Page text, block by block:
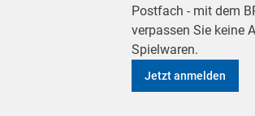
Postfach - mit dem
verpassen Sie keine
Spielwaren.
Jetzt anmelden